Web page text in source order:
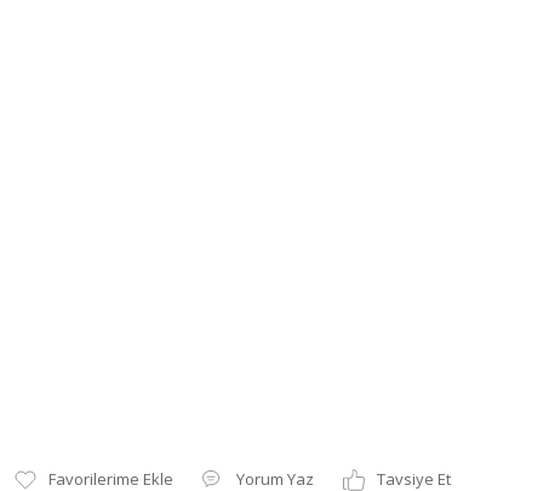
Yorum Yaz
Tavsiye Et